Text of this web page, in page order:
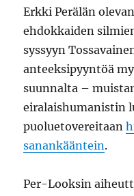
Erkki Perälän
ehdokkaiden
syssyyn
anteeksipyyntöä
suunnalta –
eiralaishumanistin
puoluetovereitaan
sanankääntein.
Per-Looksin